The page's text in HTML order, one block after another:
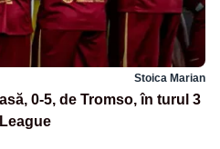
Stoica Marian
0-5, de Tromso, în turul 3